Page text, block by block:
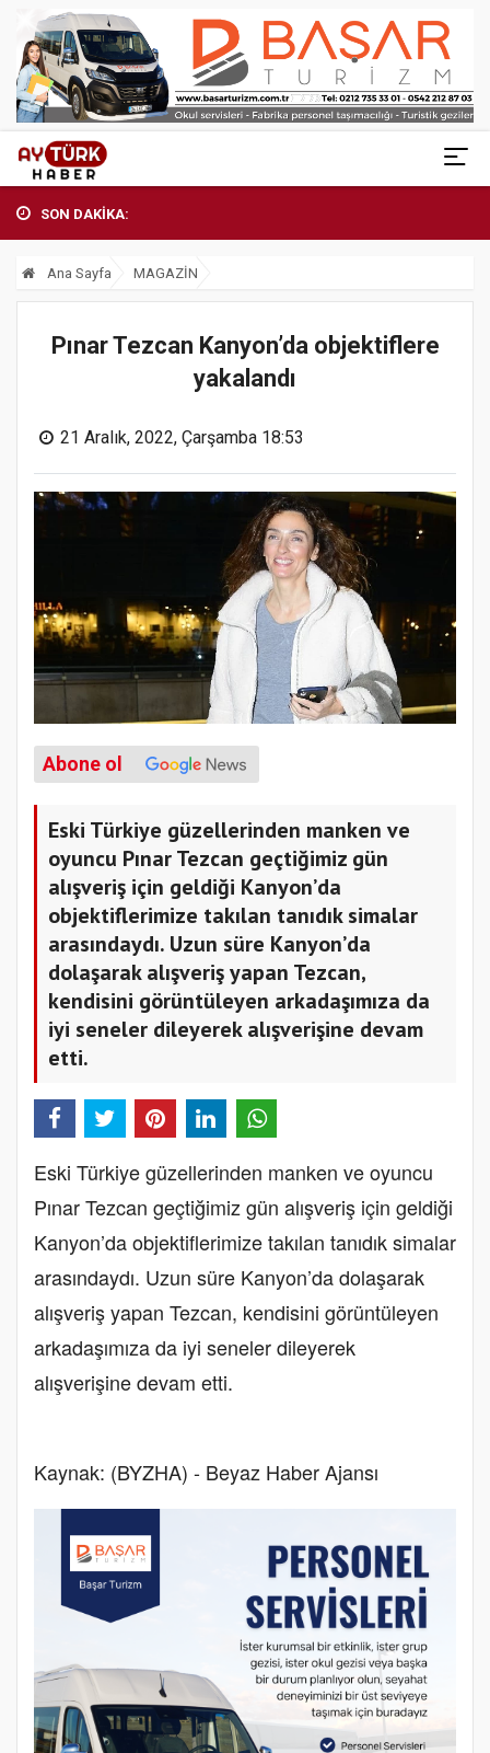
SON DAKİKA:
Ana Sayfa MAGAZİN
Pınar Tezcan Kanyon’da objektiflere
yakalandı
21 Aralık, 2022, Çarşamba 18:53
Abone ol
Eski Türkiye güzellerinden manken ve
oyuncu Pınar Tezcan geçtiğimiz gün
alışveriş için geldiği Kanyon’da
objektiflerimize takılan tanıdık simalar
arasındaydı. Uzun süre Kanyon’da
dolaşarak alışveriş yapan Tezcan,
kendisini görüntüleyen arkadaşımıza da
iyi seneler dileyerek alışverişine devam
etti.
Eski Türkiye güzellerinden manken ve oyuncu
Pınar Tezcan geçtiğimiz gün alışveriş için geldiği
Kanyon’da objektiflerimize takılan tanıdık simalar
arasındaydı. Uzun süre Kanyon’da dolaşarak
alışveriş yapan Tezcan, kendisini görüntüleyen
arkadaşımıza da iyi seneler dileyerek
alışverişine devam etti.
Kaynak: (BYZHA) - Beyaz Haber Ajansı